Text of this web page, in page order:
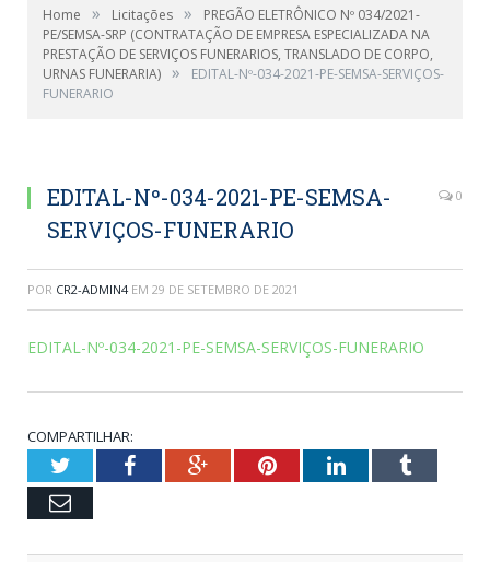
Home » Licitações »
PREGÃO ELETRÔNICO Nº 034/2021-
PE/SEMSA-SRP (CONTRATAÇÃO DE EMPRESA ESPECIALIZADA NA
PRESTAÇÃO DE SERVIÇOS FUNERARIOS, TRANSLADO DE CORPO,
URNAS FUNERARIA) »
EDITAL-Nº-034-2021-PE-SEMSA-SERVIÇOS-
FUNERARIO
EDITAL-Nº-034-2021-PE-SEMSA-
SERVIÇOS-FUNERARIO
0
POR CR2-ADMIN4 EM 29 DE SETEMBRO DE 2021
EDITAL-Nº-034-2021-PE-SEMSA-SERVIÇOS-FUNERARIO
COMPARTILHAR:
TwitterFacebookGoogle+PinterestLinkedInTumblr
Email